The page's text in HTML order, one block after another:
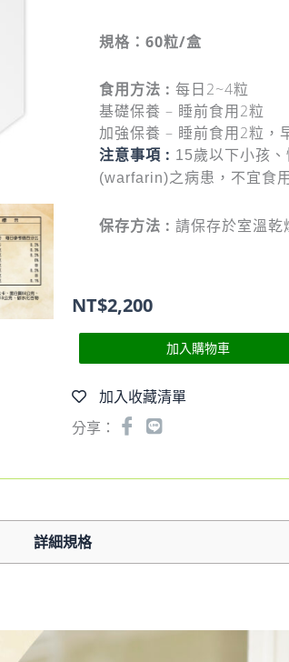
規格：60粒/盒
食用方法 : 每日2~4粒
基礎保養 – 睡前食用2粒
加強保養 – 睡前食用2粒，
注意事項 : 15歲以下小孩
(warfarin)之病患，不宜食
保存方法 : 請保存於室溫乾
NT$2,200
加入購物車
加入收藏清單
分享：
詳細規格